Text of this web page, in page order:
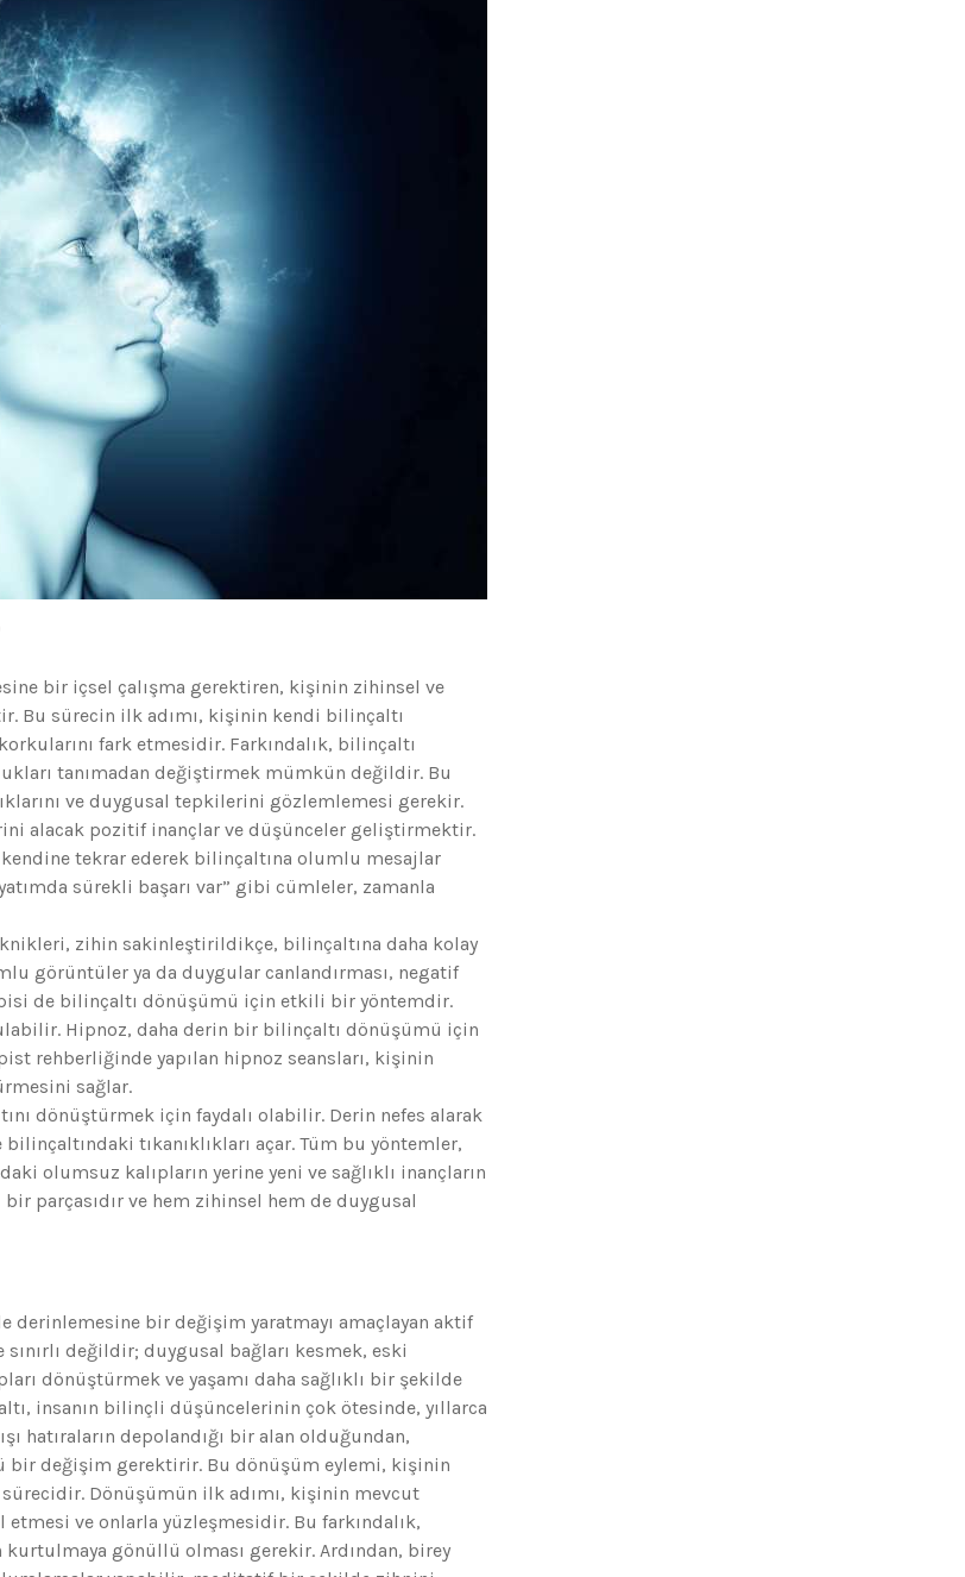
bir içsel çalışma gerektiren, kişinin zihinsel ve
Bu sürecin ilk adımı, kişinin kendi bilinçaltı
fark etmesidir. Farkındalık, bilinçaltı
tanımadan değiştirmek mümkün değildir. Bu
ve duygusal tepkilerini gözlemlemesi gerekir.
alacak pozitif inançlar ve düşünceler geliştirmektir.
tekrar ederek bilinçaltına olumlu mesajlar
sürekli başarı var” gibi cümleler, zamanla
zihin sakinleştirildikçe, bilinçaltına daha kolay
görüntüler ya da duygular canlandırması, negatif
de bilinçaltı dönüşümü için etkili bir yöntemdir.
Hipnoz, daha derin bir bilinçaltı dönüşümü için
rehberliğinde yapılan hipnoz seansları, kişinin
sağlar.
dönüştürmek için faydalı olabilir. Derin nefes alarak
tıkanıklıkları açar. Tüm bu yöntemler,
olumsuz kalıpların yerine yeni ve sağlıklı inançların
parçasıdır ve hem zihinsel hem de duygusal
bir değişim yaratmayı amaçlayan aktif
değildir; duygusal bağları kesmek, eski
dönüştürmek ve yaşamı daha sağlıklı bir şekilde
insanın bilinçli düşüncelerinin çok ötesinde, yıllarca
hatıraların depolandığı bir alan olduğundan,
değişim gerektirir. Bu dönüşüm eylemi, kişinin
Dönüşümün ilk adımı, kişinin mevcut
etmesi ve onlarla yüzleşmesidir. Bu farkındalık,
gönüllü olması gerekir. Ardından, birey